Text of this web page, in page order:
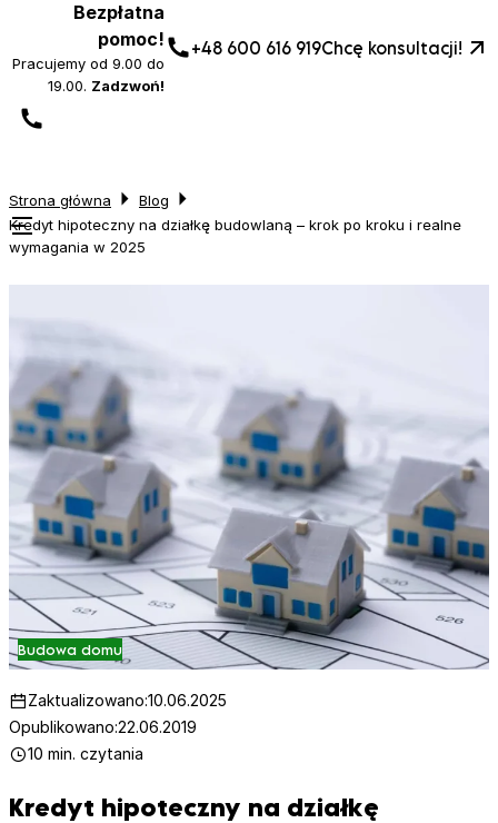
Bezpłatna
pomoc!
Pracujemy od 9.00 do
19.00. Zadzwoń!
+48 600 616 919Chcę konsultacji!
Strona główna
Blog
Kredyt hipoteczny na działkę budowlaną – krok po kroku i realne
wymagania w 2025
Budowa domu
Zaktualizowano:10.06.2025
Opublikowano:22.06.2019
10 min. czytania
Kredyt hipoteczny na działkę